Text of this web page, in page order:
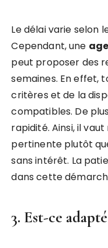
Le délai varie selon
Cependant, une
peut proposer des
semaines. En effet,
critères et de la
compatibles. De
rapidité. Ainsi, il
pertinente plutôt
sans intérêt. La
dans cette
3. Est-ce